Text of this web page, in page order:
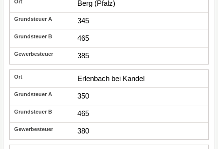
Berg (Pfalz)
345
465
385
Erlenbach bei Kandel
350
465
380